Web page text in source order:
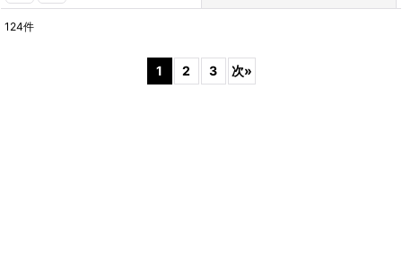
124件
1 2 3 次»